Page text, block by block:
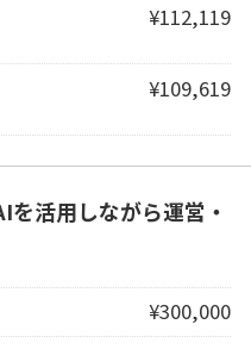
¥112,119
¥109,619
を活用しながら運営・
¥300,000